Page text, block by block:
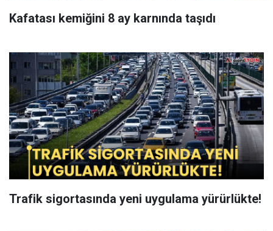
Kafatası kemiğini 8 ay karnında taşıdı
Trafik sigortasında yeni uygulama yürürlükte!